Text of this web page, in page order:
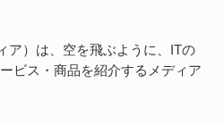
ア）は、空を飛ぶように、ITの
ビス・商品を紹介するメディア